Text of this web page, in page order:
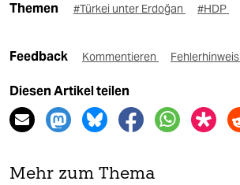
Themen #Türkei unter Erdoğan #HDP
Feedback Kommentieren Fehlerhinweis
Diesen Artikel teilen
Mehr zum Thema